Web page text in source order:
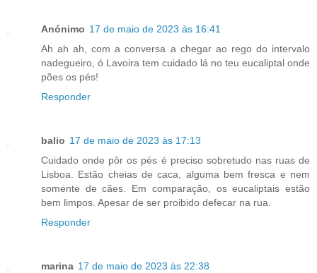
Anónimo 17 de maio de 2023 às 16:41
Ah ah ah, com a conversa a chegar ao rego do intervalo
nadegueiro, ó Lavoira tem cuidado lá no teu eucaliptal onde
pões os pés!
Responder
balio 17 de maio de 2023 às 17:13
Cuidado onde pôr os pés é preciso sobretudo nas ruas de
Lisboa. Estão cheias de caca, alguma bem fresca e nem
somente de cães. Em comparação, os eucaliptais estão
bem limpos. Apesar de ser proibido defecar na rua.
Responder
marina 17 de maio de 2023 às 22:38